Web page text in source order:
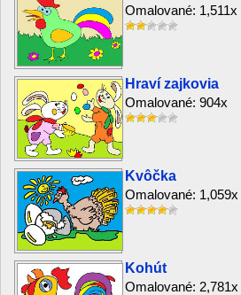
Omalované: 1,511x
Hraví zajkovia
Omalované: 904x
Kvôčka
Omalované: 1,059x
Kohút
Omalované: 2,781x